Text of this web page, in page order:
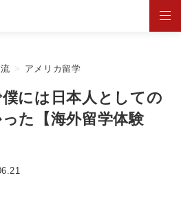
> アメリカ留学
には日本人としての
た【海外留学体験